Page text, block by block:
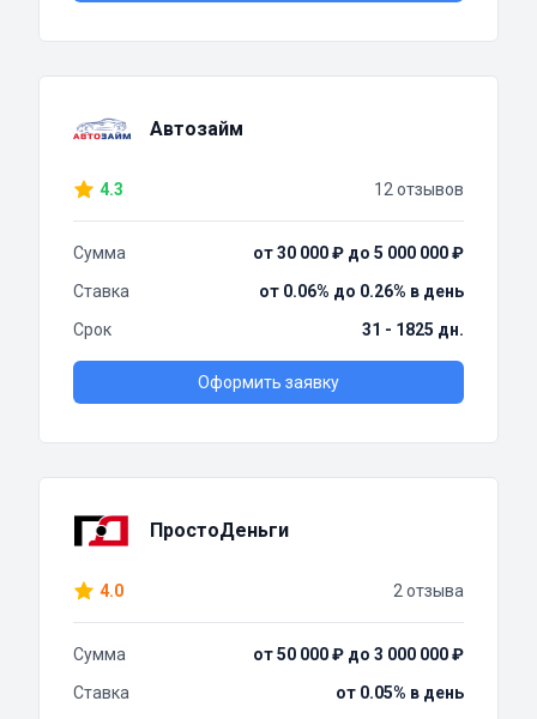
Автозайм
4.3 12 отзывов
Сумма
от 30 000 ₽ до 5 000 000 ₽
Ставка
от 0.06% до 0.26% в день
Срок
31 - 1825 дн.
Оформить заявку
ПростоДеньги
4.0 2 отзыва
Сумма
от 50 000 ₽ до 3 000 000 ₽
Ставка
от 0.05% в день